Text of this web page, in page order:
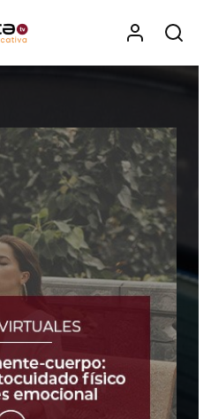
Esneca TV
introducir el
que utilizas
virtual: